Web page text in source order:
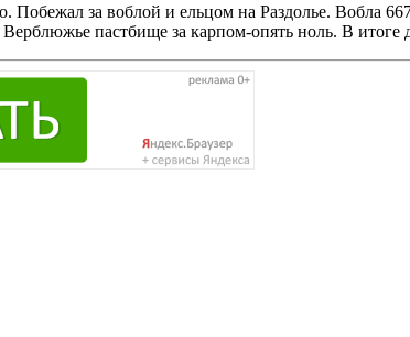
Побежал за воблой и ельцом на Раздолье. Вобла
пастбище за карпом-опять ноль. В итоге